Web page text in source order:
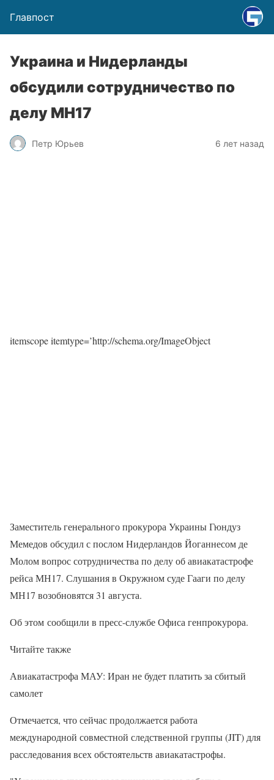
Главпост
Украина и Нидерланды
обсудили сотрудничество по
делу МН17
Петр Юрьев 6 лет назад
itemscope itemtype=’http://schema.org/ImageObject
Заместитель генерального прокурора Украины Гюндуз
Мемедов обсудил с послом Нидерландов Йоганнесом де
Молом вопрос сотрудничества по делу об авиакатастрофе
рейса МН17. Слушания в Окружном суде Гааги по делу
МН17 возобновятся 31 августа.
Об этом сообщили в пресс-службе Офиса генпрокурора.
Читайте также
Авиакатастрофа МАУ: Иран не будет платить за сбитый
самолет
Отмечается, что сейчас продолжается работа
международной совместной следственной группы (JIT) для
расследования всех обстоятельств авиакатастрофы.